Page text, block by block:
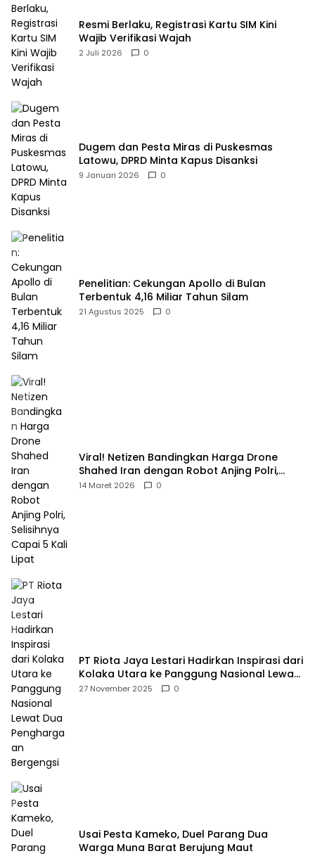
Resmi Berlaku, Registrasi Kartu SIM Kini
Wajib Verifikasi Wajah
2 Juli 2026 0
Dugem dan Pesta Miras di Puskesmas
Latowu, DPRD Minta Kapus Disanksi
9 Januari 2026 0
Penelitian: Cekungan Apollo di Bulan
Terbentuk 4,16 Miliar Tahun Silam
21 Agustus 2025 0
Viral! Netizen Bandingkan Harga Drone
Shahed Iran dengan Robot Anjing Polri,
Selisihnya Capai 5 Kali Lipat
14 Maret 2026 0
PT Riota Jaya Lestari Hadirkan Inspirasi dari
Kolaka Utara ke Panggung Nasional Lewat
Dua Penghargaan Bergengsi
27 November 2025 0
Usai Pesta Kameko, Duel Parang Dua
Warga Muna Barat Berujung Maut